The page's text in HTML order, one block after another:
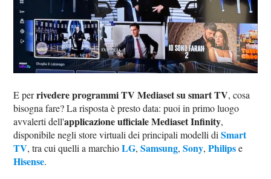
E perrivedere programmi TV Mediaset su smart TV, cosa
bisogna fare? La risposta è presto data: puoi in primo luogo
avvalerti dell'applicazione ufficiale Mediaset Infinity,
disponibile negli store virtuali dei principali modelli diSmart
TV, tra cui quelli a marchioLG,Samsung,Sony,Philipse
Hisense.